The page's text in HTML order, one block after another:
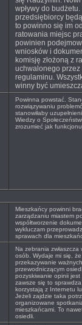
wpływy do
przedsiębiorcy
to powinno się im
ratowania miejsc
powinien
wniosków i
komisję złożoną z
uchwalonego
regulaminu.
winny być
Powinna powstać.
rozwiązywaniu
stanowiłaby
Wiedzy o
zrozumieć jak
Mieszkańcy powinni
zarządzaniu miastem
współtworzenie
wykluczam
sprawach dla
Na zebrania
osób. Wydaje mi się,
przekazywanie
przewodniczącym
pozyskiwanie opinii
zawsze się to
korzystają z Internetu
Jeżeli zajdzie taka
organizowane
mieszkańcami. To
osiedli.